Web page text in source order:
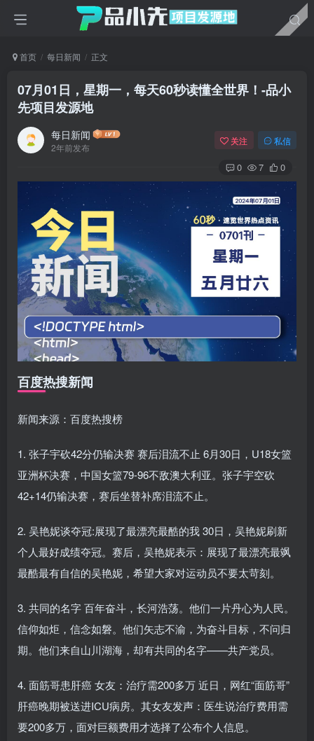
首页 每日新闻 正文
07月01日，星期一，每天60秒读懂全世界！-品小
先项目发源地
每日新闻
2年前发布
关注 私信
0 7 0
百度热搜新闻
新闻来源：百度热搜榜
1. 张子宇砍42分仍输决赛 赛后泪流不止 6月30日，U18女篮
亚洲杯决赛，中国女篮79-96不敌澳大利亚。张子宇空砍
42+14仍输决赛，赛后坐替补席泪流不止。
2. 吴艳妮谈夺冠:展现了最漂亮最酷的我 30日，吴艳妮刷新
个人最好成绩夺冠。赛后，吴艳妮表示：展现了最漂亮最飒
最酷最有自信的吴艳妮，希望大家对运动员不要太苛刻。
3. 共同的名字 百年奋斗，长河浩荡。他们一片丹心为人民。
信仰如炬，信念如磐。他们矢志不渝，为奋斗目标，不问归
期。他们来自山川湖海，却有共同的名字——共产党员。
4. 面筋哥患肝癌 女友：治疗需200多万 近日，网红“面筋哥”
肝癌晚期被送进ICU病房。其女友发声：医生说治疗费用需
要200多万，面对巨额费用才选择了公布个人信息。